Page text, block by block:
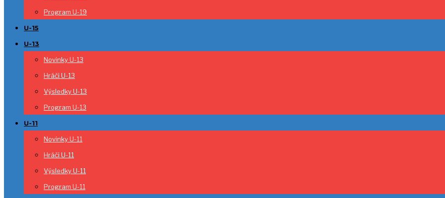
Program U-19
U-15
U-13
Novinky U-13
Hráči U-13
Výsledky U-13
Program U-13
U-11
Novinky U-11
Hráči U-11
Výsledky U-11
Program U-11